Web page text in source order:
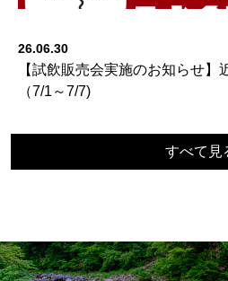
26.06.30
【試飲販売会実施のお知らせ】
（7/1～7/7)
すべて見